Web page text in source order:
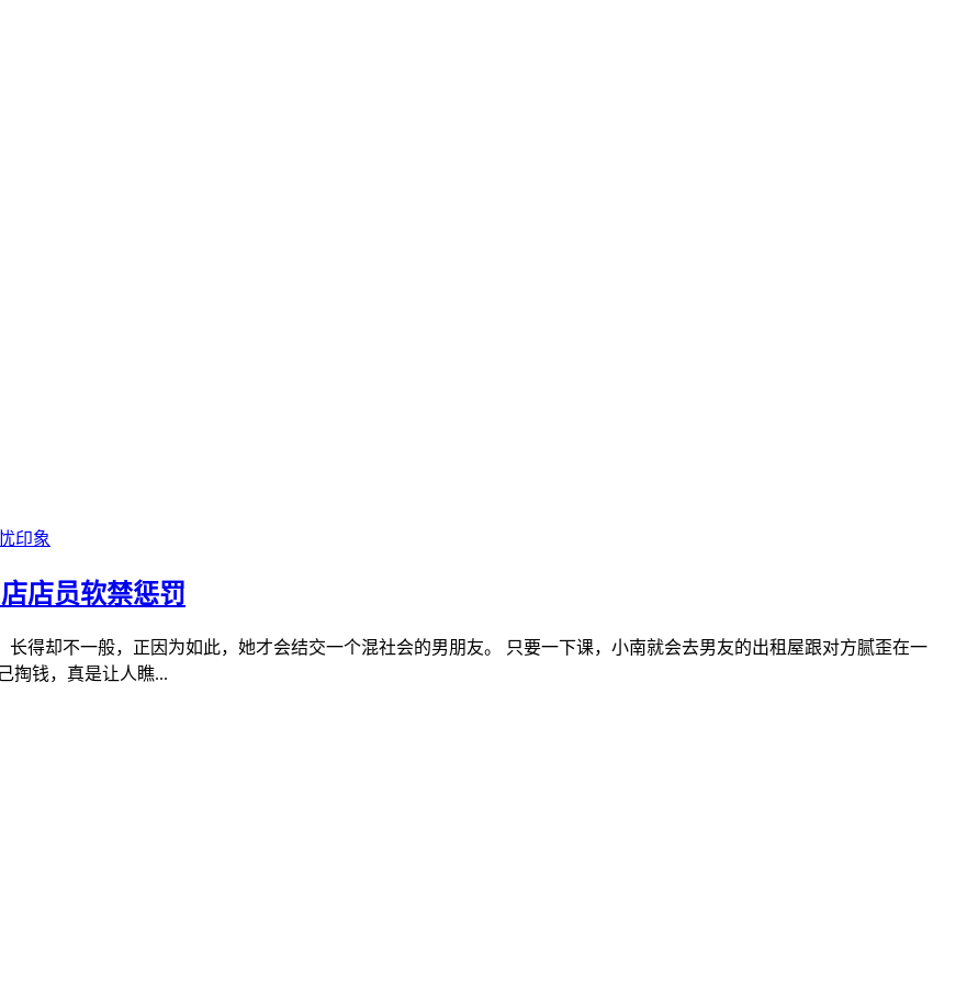
店员软禁惩罚
得却不一般，正因为如此，她才会结交一个混社会的男朋友。 只要一下课，小南就会去男友的出租屋跟对方腻歪在一
掏钱，真是让人瞧...